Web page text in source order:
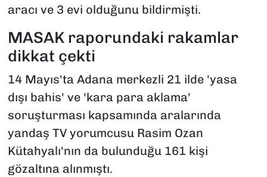
aracı ve 3 evi olduğunu bildirmişti.
MASAK raporundaki rakamlar
dikkat çekti
14 Mayıs'ta Adana merkezli 21 ilde 'yasa
dışı bahis' ve 'kara para aklama'
soruşturması kapsamında aralarında
yandaş TV yorumcusu Rasim Ozan
Kütahyalı'nın da bulunduğu 161 kişi
gözaltına alınmıştı.